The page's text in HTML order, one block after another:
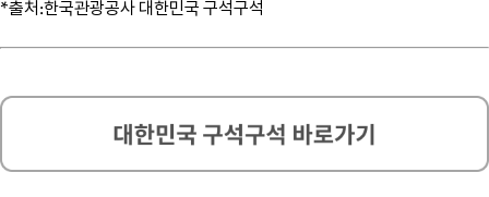
*출처:한국관광공사 대한민국 구석구석